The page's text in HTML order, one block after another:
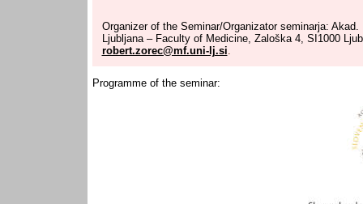
Organizer of the Seminar/Organizator seminarja:
Ljubljana – Faculty of Medicine, Zaloška 4, SI1000
robert.zorec@mf.uni-lj.si.
Programme of the seminar: